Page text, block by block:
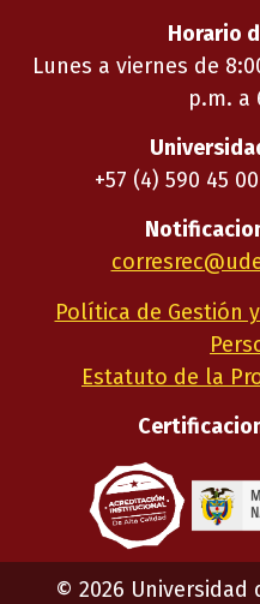
Horario
Lunes a viernes de
p.m. a
+57 (4) 590 45
Política de Gestión
Estatuto de la
© 2026 Universidad